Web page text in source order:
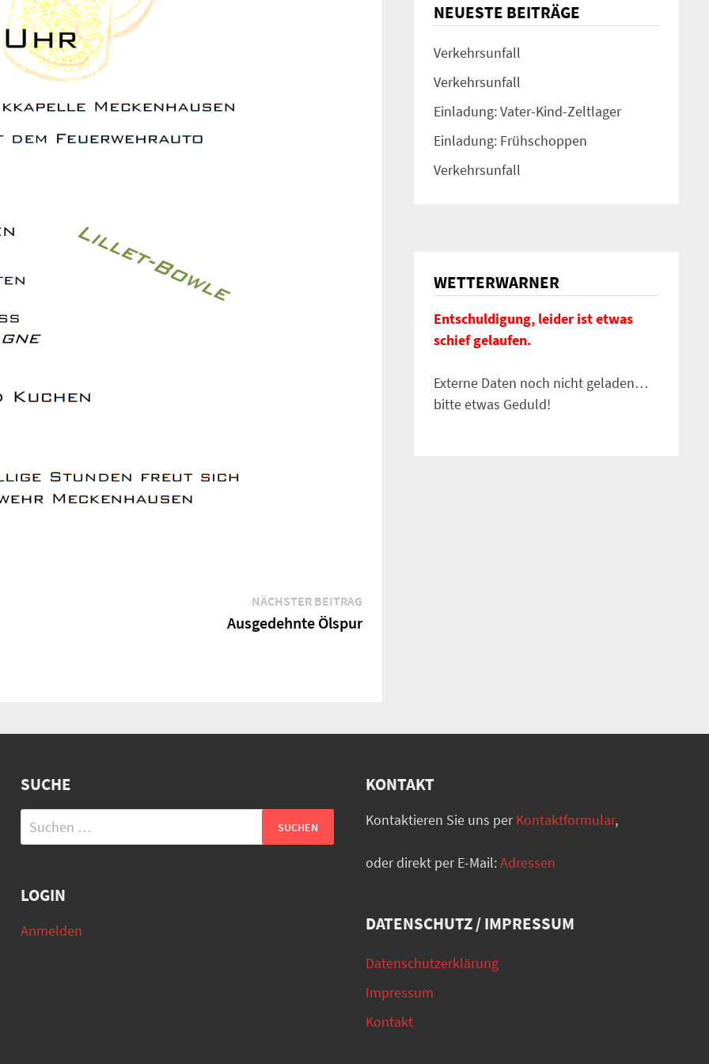
NÄCHSTER BEITRAGNächster
Beitrag:
Ausgedehnte Ölspur
NEUESTE BEITRÄGE
Verkehrsunfall
Verkehrsunfall
Einladung: Vater-Kind-Zeltlager
Einladung: Frühschoppen
Verkehrsunfall
WETTERWARNER
Entschuldigung, leider ist etwas
schief gelaufen.
Externe Daten noch nicht geladen…
bitte etwas Geduld!
SUCHE
Suchen
nach:
LOGIN
Anmelden
KONTAKT
Kontaktieren Sie uns perKontaktformular,
oder direkt per E-Mail:Adressen
DATENSCHUTZ / IMPRESSUM
Datenschutzerklärung
Impressum
Kontakt